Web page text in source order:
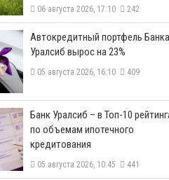
06 августа 2026, 17:10 242
​Автокредитный портфель Банка
Уралсиб вырос на 23%
05 августа 2026, 16:10 409
​Банк Уралсиб – в Топ-10
по объемам ипотечного
кредитования
05 августа 2026, 10:45 441